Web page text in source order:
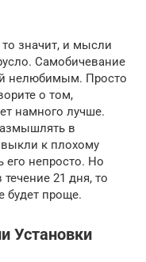
то значит, и мысли
Самобичевание
нелюбимым. Просто
о том,
намного лучше.
в
к плохому
его непросто. Но
21 дня, то
будет проще.
Установки